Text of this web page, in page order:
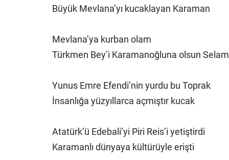
Büyük Mevlana’yı kucaklayan Karaman
Mevlana’ya kurban olam
Türkmen Bey’i Karamanoğluna olsun Selam
Yunus Emre Efendi’nin yurdu bu Toprak
İnsanlığa yüzyıllarca açmıştır kucak
Atatürk’ü Edebali’yi Piri Reis’i yetiştirdi
Karamanlı dünyaya kültürüyle erişti